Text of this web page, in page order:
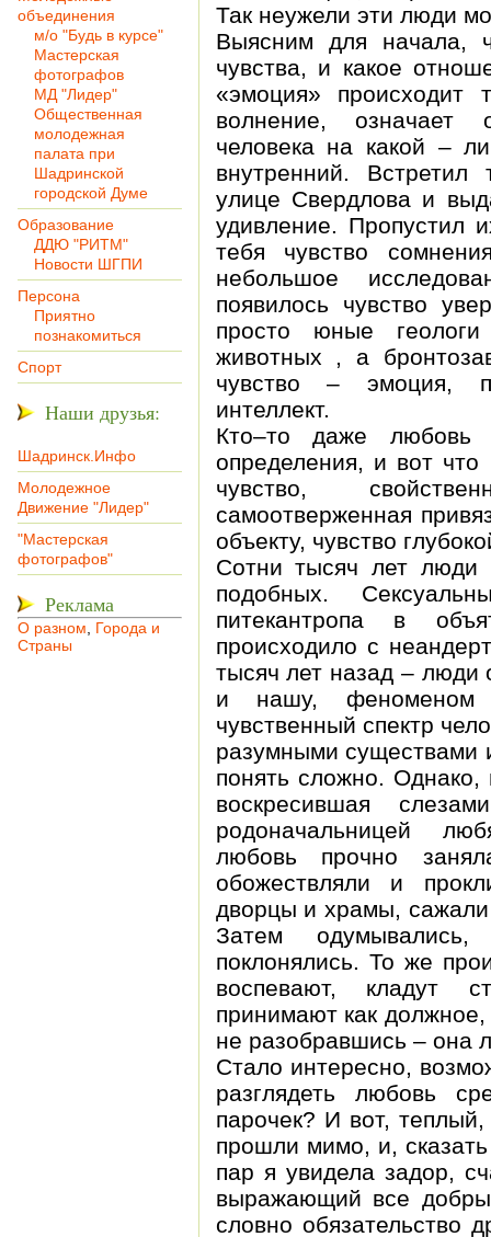
объединения
м/о "Будь в курсе"
Мастерская
фотографов
МД "Лидер"
Общественная
молодежная
палата при
Шадринской
городской Думе
Образование
ДДЮ "РИТМ"
Новости ШГПИ
Персона
Приятно
познакомиться
Спорт
Наши друзья:
Шадринск.Инфо
Молодежное
Движение "Лидер"
"Мастерская
фотографов"
Реклама
О разном
Города и
Страны
Так неужели эти люди
Выясним для начала,
чувства, и какое
«эмоция» происходит
волнение, означает
человека на какой –
внутренний.
улице Свердлова и
удивление. Пропустил
тебя чувство
небольшое
появилось чувство
просто юные
животных , а
чувство – эмоция,
интеллект.
Кто–то даже любовь
определения, и вот
чувство,
самоотверженная
объекту, чувство
Сотни тысяч лет люди
подобных.
питекантропа в
происходило с
тысяч лет назад –
и нашу, феноменом
чувственный спектр
разумными существами
понять сложно.
воскресившая
родоначальницей
любовь прочно
обожествляли и
дворцы и храмы,
Затем
поклонялись. То же
воспевают, кладут
принимают как
не разобравшись – она
Стало интересно,
разглядеть любовь
парочек? И вот,
прошли мимо, и, сказать
пар я увидела задор,
выражающий все
словно обязательство